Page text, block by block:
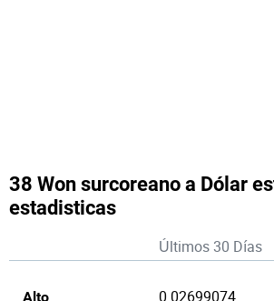
38 Won surcoreano a Dólar
estadisticas
Últimos 30 Días
Alto 0.02699074